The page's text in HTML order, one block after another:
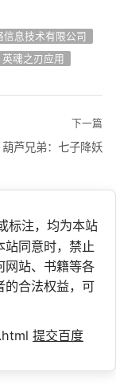
息技术有限公司
英魂之刃应用
下一篇
葫芦兄弟：七子降妖
标注，均为本站
站同意时，禁止
网站、书籍等各
的合法权益，可
提交百度